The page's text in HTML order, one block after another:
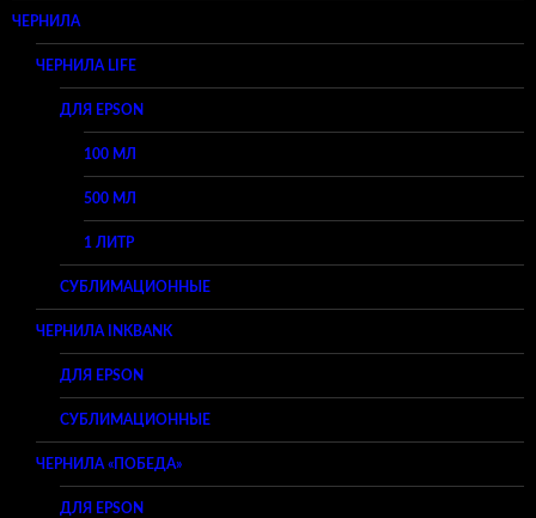
ЧЕРНИЛА
ЧЕРНИЛА LIFE
ДЛЯ EPSON
100 МЛ
500 МЛ
1 ЛИТР
СУБЛИМАЦИОННЫЕ
ЧЕРНИЛА INKBANK
ДЛЯ EPSON
СУБЛИМАЦИОННЫЕ
ЧЕРНИЛА «ПОБЕДА»
ДЛЯ EPSON